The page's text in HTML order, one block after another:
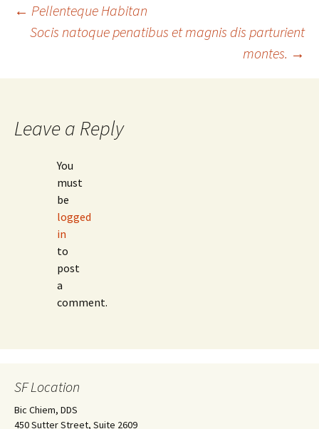
Post
← Pellenteque Habitan
Socis natoque penatibus et magnis dis parturient
montes. →
Leave a Reply
You
must
be
logged
in
to
post
a
comment.
SF Location
Bic Chiem, DDS
450 Sutter Street, Suite 2609